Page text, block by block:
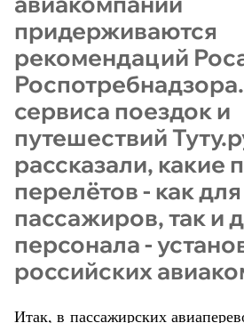
придерживаются
рекомендаций
сервиса поездок и
путешествий
рассказали, какие
перелётов - как для
пассажиров, так и
персонала -
российских
Итак, в пассажирских